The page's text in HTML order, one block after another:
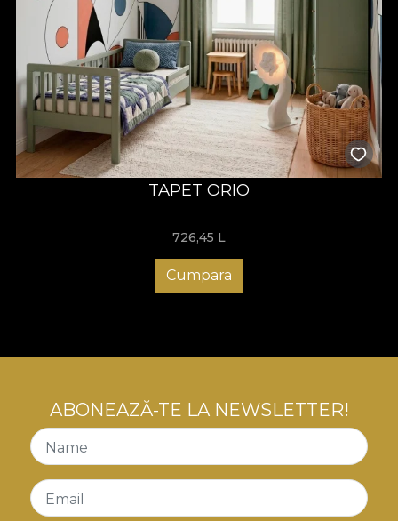
TAPET ORIO
726,45 L
Cumpara
ABONEAZĂ-TE LA NEWSLETTER!
Name
Email